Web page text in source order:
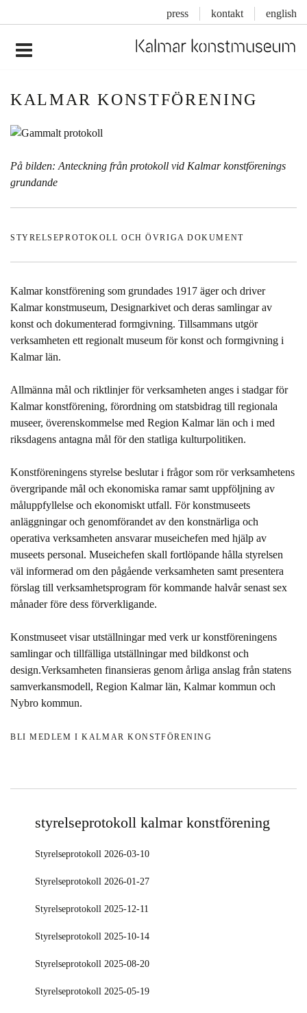
press kontakt english
KALMAR KONSTFÖRENING
På bilden: Anteckning från protokoll vid Kalmar konstförenings
grundande
STYRELSEPROTOKOLL OCH ÖVRIGA DOKUMENT
Kalmar konstförening som grundades 1917 äger och driver
Kalmar konstmuseum, Designarkivet och deras samlingar av
konst och dokumenterad formgivning. Tillsammans utgör
verksamheten ett regionalt museum för konst och formgivning i
Kalmar län.
Allmänna mål och riktlinjer för verksamheten anges i stadgar för
Kalmar konstförening, förordning om statsbidrag till regionala
museer, överenskommelse med Region Kalmar län och i med
riksdagens antagna mål för den statliga kulturpolitiken.
Konstföreningens styrelse beslutar i frågor som rör verksamhetens
övergripande mål och ekonomiska ramar samt uppföljning av
måluppfyllelse och ekonomiskt utfall. För konstmuseets
anläggningar och genomförandet av den konstnärliga och
operativa verksamheten ansvarar museichefen med hjälp av
museets personal. Museichefen skall fortlöpande hålla styrelsen
väl informerad om den pågående verksamheten samt presentera
förslag till verksamhetsprogram för kommande halvår senast sex
månader före dess förverkligande.
Konstmuseet visar utställningar med verk ur konstföreningens
samlingar och tillfälliga utställningar med bildkonst och
design.Verksamheten finansieras genom årliga anslag från statens
samverkansmodell, Region Kalmar län, Kalmar kommun och
Nybro kommun.
BLI MEDLEM I KALMAR KONSTFÖRENING
styrelseprotokoll kalmar konstförening
Styrelseprotokoll 2026-03-10
Styrelseprotokoll 2026-01-27
Styrelseprotokoll 2025-12-11
Styrelseprotokoll 2025-10-14
Styrelseprotokoll 2025-08-20
Styrelseprotokoll 2025-05-19